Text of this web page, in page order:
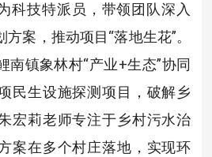
科技特派员，带领团队深入
案，推动项目“落地生花”。
南镇象林村“产业+生态”协同
民生设施探测项目，破解乡
宏莉老师专注于乡村污水治
案在多个村庄落地，实现环